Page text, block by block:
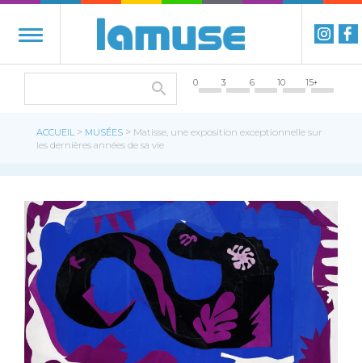
0 3 6 10 15+
ACCUEIL > MUSÉES > Matisse, une exposition exceptionnelle sur
les dernières années de sa vie